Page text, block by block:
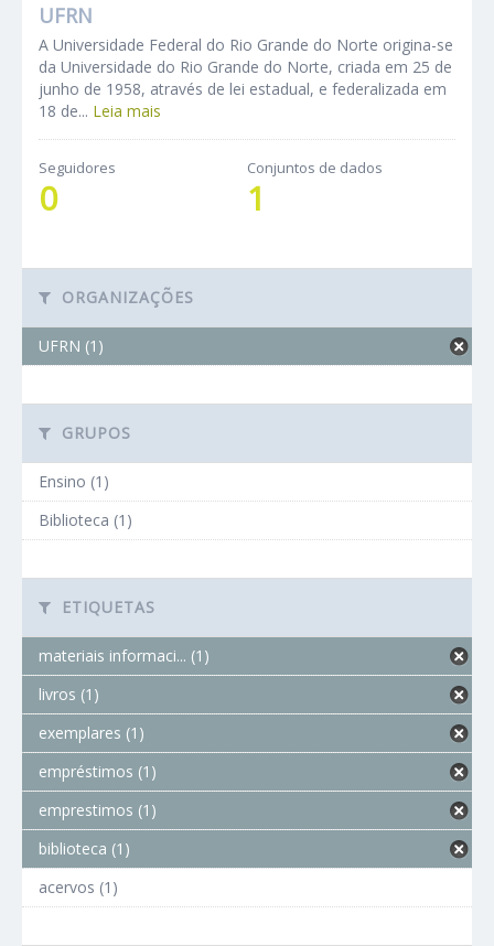
UFRN
A Universidade Federal do Rio Grande do Norte origina-se
da Universidade do Rio Grande do Norte, criada em 25 de
junho de 1958, através de lei estadual, e federalizada em
18 de... Leia mais
Seguidores
0
Conjuntos de dados
1
ORGANIZAÇÕES
UFRN (1)
GRUPOS
Ensino (1)
Biblioteca (1)
ETIQUETAS
materiais informaci... (1)
livros (1)
exemplares (1)
empréstimos (1)
emprestimos (1)
biblioteca (1)
acervos (1)